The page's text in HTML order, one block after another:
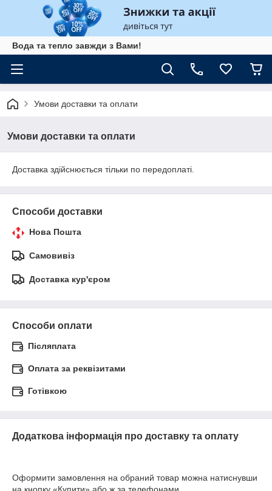
Вода та тепло завжди з Вами!
Умови доставки та оплати
Умови доставки та оплати
Доставка здійснюється тільки по передоплаті.
Способи доставки
Нова Пошта
Самовивіз
Доставка кур'єром
Способи оплати
Післяплата
Оплата за реквізитами
Готівкою
Додаткова інформація про доставку та оплату
Оформити замовлення на обраний товар можна натиснувши
на кнопку «Купити» або ж за телефонами